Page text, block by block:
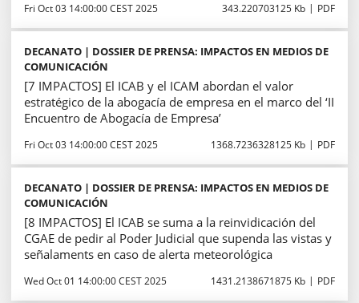
Fri Oct 03 14:00:00 CEST 2025 343.220703125 Kb PDF
DECANATO | DOSSIER DE PRENSA: IMPACTOS EN MEDIOS DE
COMUNICACIÓN
[7 IMPACTOS] El ICAB y el ICAM abordan el valor
estratégico de la abogacía de empresa en el marco del ‘II
Encuentro de Abogacía de Empresa’
Fri Oct 03 14:00:00 CEST 2025 1368.7236328125 Kb PDF
DECANATO | DOSSIER DE PRENSA: IMPACTOS EN MEDIOS DE
COMUNICACIÓN
[8 IMPACTOS] El ICAB se suma a la reinvidicación del
CGAE de pedir al Poder Judicial que supenda las vistas y
señalaments en caso de alerta meteorológica
Wed Oct 01 14:00:00 CEST 2025 1431.2138671875 Kb PDF